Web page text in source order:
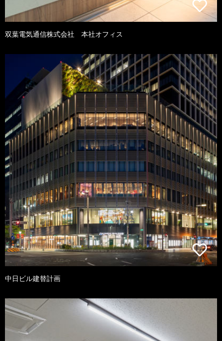
双葉電気通信株式会社 本社オフィス
中日ビル建替計画